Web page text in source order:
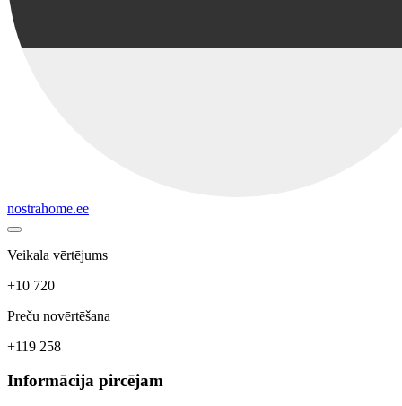
nostrahome.ee
Veikala vērtējums
+10 720
Preču novērtēšana
+119 258
Informācija pircējam